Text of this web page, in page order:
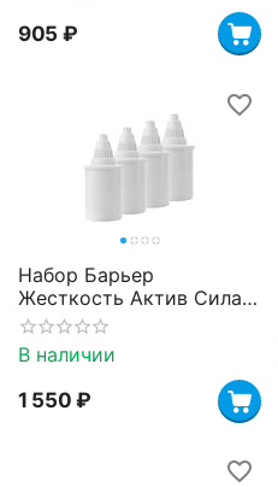
‍905‍ ₽
Набор Барьер
Жесткость Актив Сила
Сердца (3+1)
В наличии
1 550 ₽